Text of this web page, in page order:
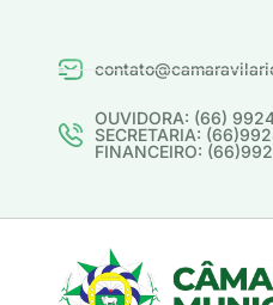
OUVIDORA: (66)
SECRETARIA:
FINANCEIRO: